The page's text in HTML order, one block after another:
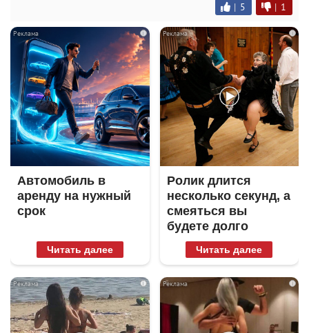
| 5 | 1
i
Автомобиль в
аренду на нужный
срок
Читать далее
i
Ролик длится
несколько секунд, а
смеяться вы
будете долго
Читать далее
i i